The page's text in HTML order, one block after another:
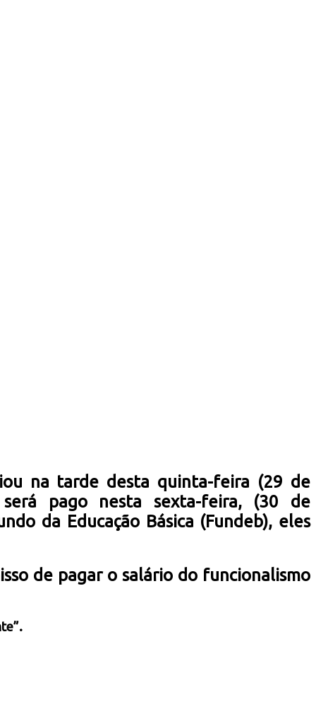
na tarde desta quinta-feira (29 de
pago nesta sexta-feira, (30 de
da Educação Básica (Fundeb), eles
de pagar o salário do funcionalismo